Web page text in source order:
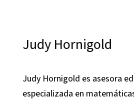
Judy Hornigold
Judy Hornigold es asesora
especializada en